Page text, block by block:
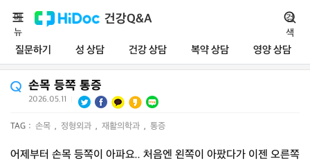
건강Q&A
질문하기 성 상담 건강 상담 복약 상담 영양 상담
메
뉴
검
색
손목 등쪽 통증
2026.05.11
TAG : 손목 , 정형외과 , 재활의학과 , 통증
어제부터 손목 등쪽이 아파요.. 처음엔 왼쪽이 아팠다가 이젠 오른쪽